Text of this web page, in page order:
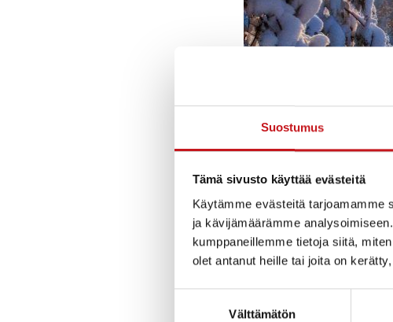
Suostumus
Tämä sivusto käyttää evästeitä
Käytämme evästeitä tarjoamamme
ja kävijämäärämme
kumppaneillemme tietoja siitä,
olet antanut heille tai joita on
Välttämätön
In Rautalampi there
must-see for all the
home for wild
centenarian aspens or